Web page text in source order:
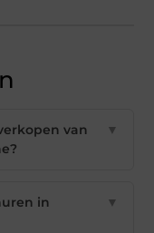
van
▼
in
▼